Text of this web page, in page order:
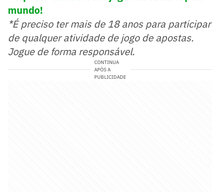
mundo!
*É preciso ter mais de 18 anos para participar
de qualquer atividade de jogo de apostas.
Jogue de forma responsável.
CONTINUA
APÓS A
PUBLICIDADE